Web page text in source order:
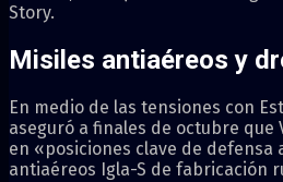
Story.
Misiles antiaéreos y
En medio de las tensiones con
aseguró a finales de octubre que
en «posiciones clave de defensa
antiaéreos Igla-S de fabricación